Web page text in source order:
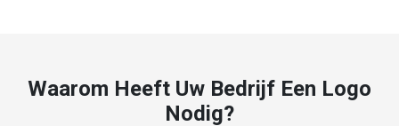
Waarom Heeft Uw Bedrijf Een Logo
Nodig?